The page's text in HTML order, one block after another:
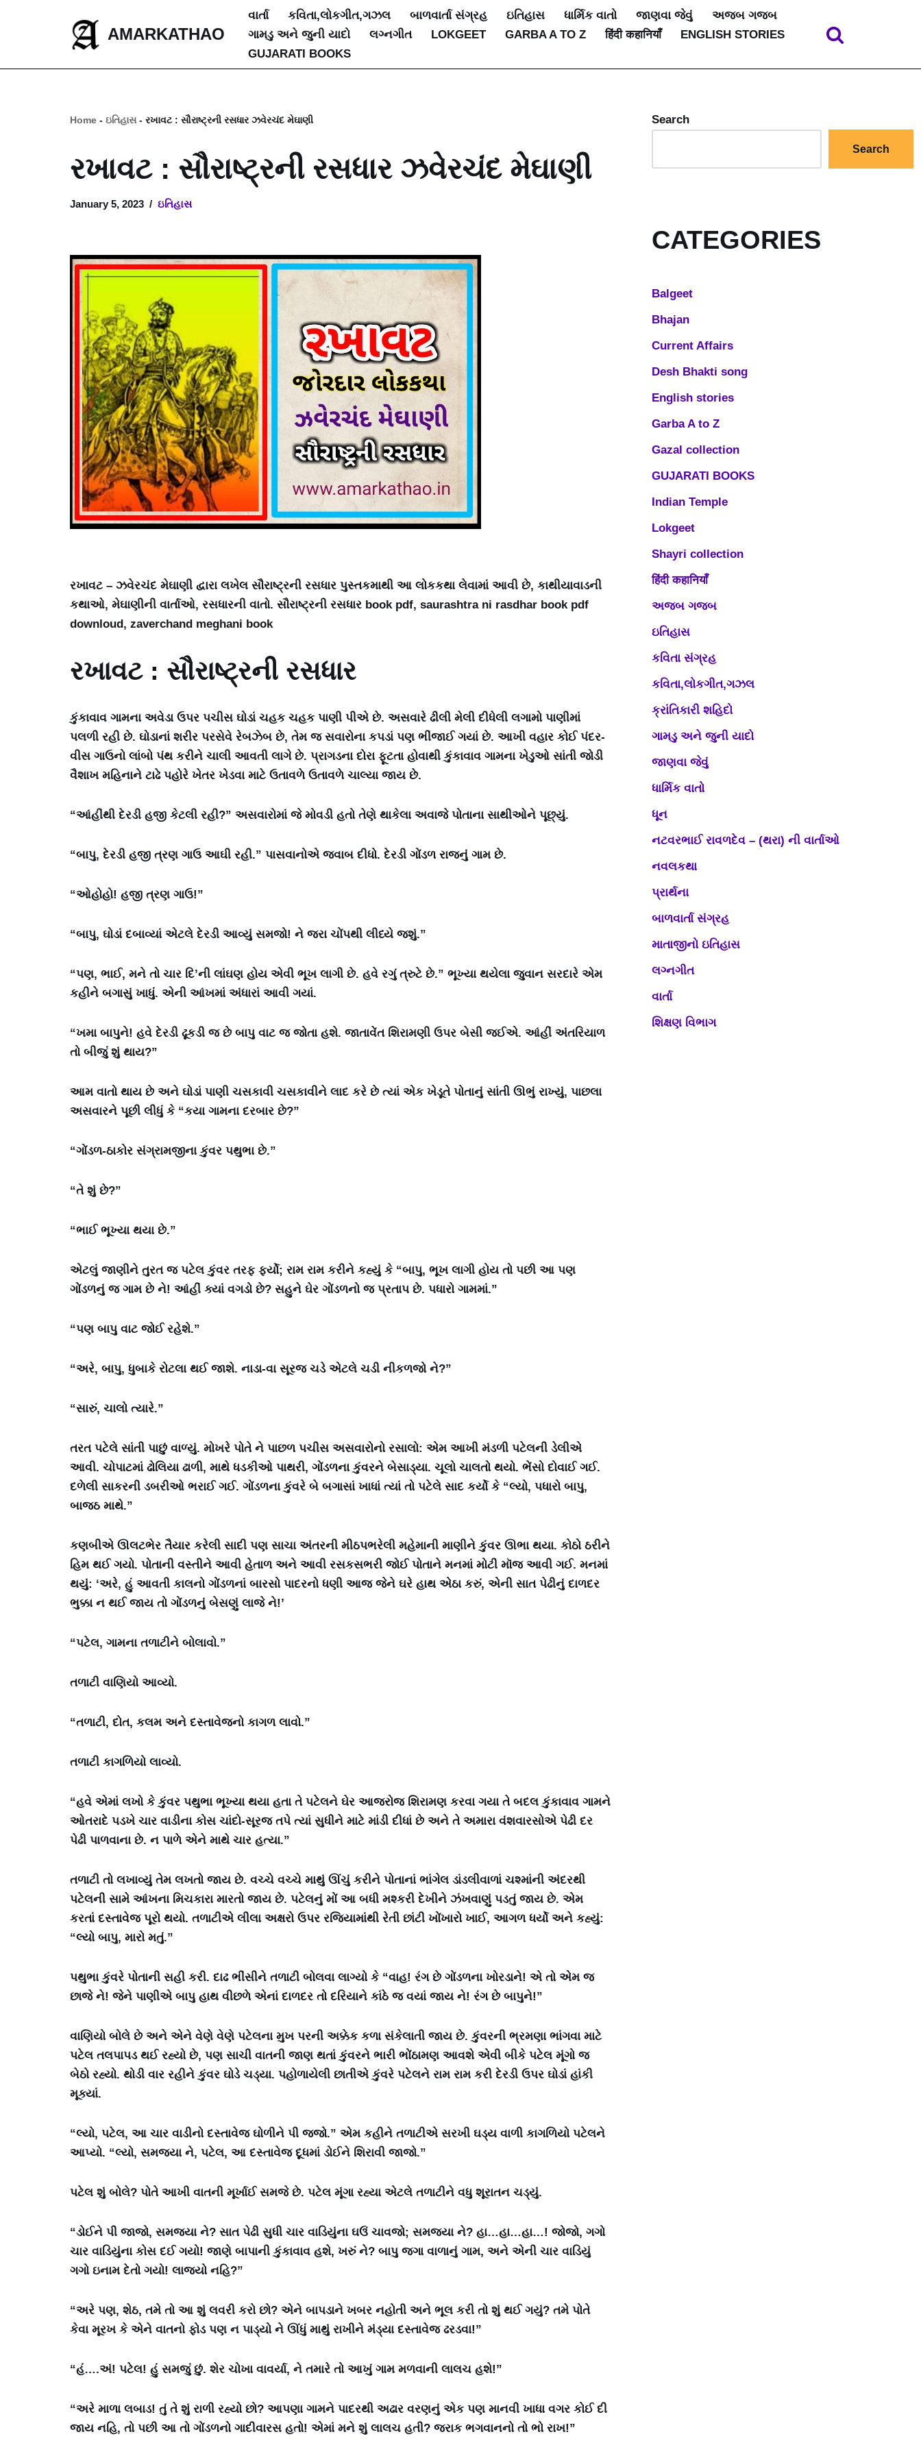
AMARKATHAO
વાર્તા કવિતા,લોકગીત,ગઝલ બાળવાર્તા સંગ્રહ ઇતિહાસ ધાર્મિક વાતો જાણવા જેવું
અજબ ગજબ
ગામડુ અને જુની યાદો
લગ્નગીત LOKGEET GARBA A TO Z हिंदी कहानियाँ
ENGLISH STORIES
GUJARATI BOOKS
Home - ઇતિહાસ- રખાવટ : સૌરાષ્ટ્રની રસધાર ઝવેરચંદ મેઘાણી
રખાવટ : સૌરાષ્ટ્રની રસધાર ઝવેરચંદ મેઘાણી
January 5, 2023 ઇતિહાસ
રખાવટ – ઝવેરચંદ મેઘાણી દ્વારા લખેલ સૌરાષ્ટ્રની રસધાર પુસ્તકમાથી આ લોકકથા લેવામાં આવી છે, કાથીયાવાડની
કથાઓ, મેઘાણીની વાર્તાઓ, રસધારની વાતો. સૌરાષ્ટ્રની રસધાર book pdf, saurashtra ni rasdhar book pdf
downloud, zaverchand meghani book
રખાવટ : સૌરાષ્ટ્રની રસધાર
કુંકાવાવ ગામના અવેડા ઉપર પચીસ ઘોડાં ચહક ચહક પાણી પીએ છે. અસવારે ઢીલી મેલી દીધેલી લગામો પાણીમાં
પલળી રહી છે. ઘોડાનાં શરીર પરસેવે રેબઝેબ છે, તેમ જ સવારોના કપડાં પણ ભીંજાઈ ગયાં છે. આખી વહાર કોઈ પંદર-
વીસ ગાઉનો લાંબો પંથ કરીને ચાલી આવતી લાગે છે. પ્રાગડના દોરા ફૂટતા હોવાથી કુંકાવાવ ગામના ખેડુઓ સાંતી જોડી
વૈશાખ મહિનાને ટાઢે પહોરે ખેતર ખેડવા માટે ઉતાવળે ઉતાવળે ચાલ્યા જાય છે.
“આંહીંથી દેરડી હજી કેટલી રહી?” અસવારોમાં જે મોવડી હતો તેણે થાકેલા અવાજે પોતાના સાથીઓને પૂછ્યું.
“બાપુ, દેરડી હજી ત્રણ ગાઉ આઘી રહી.” પાસવાનોએ જવાબ દીધો. દેરડી ગોંડળ રાજનું ગામ છે.
“ઓહોહો! હજી ત્રણ ગાઉ!”
“બાપુ, ઘોડાં દબાવ્યાં એટલે દેરડી આવ્યું સમજો! ને જરા ચોંપથી લીધ્યે જશું.”
“પણ, ભાઈ, મને તો ચાર દિ’ની લાંઘણ હોય એવી ભૂખ લાગી છે. હવે રગું ત્રુટે છે.” ભૂખ્યા થયેલા જુવાન સરદારે એમ
કહીને બગાસું ખાધું. એની આંખમાં અંધારાં આવી ગયાં.
“ખમા બાપુને! હવે દેરડી ઢૂકડી જ છે બાપુ વાટ જ જોતા હશે. જાતાવેંત શિરામણી ઉપર બેસી જઈએ. આંહીં અંતરિયાળ
તો બીજું શું થાય?”
આમ વાતો થાય છે અને ઘોડાં પાણી ચસકાવી ચસકાવીને લાદ કરે છે ત્યાં એક ખેડૂતે પોતાનું સાંતી ઊભું રાખ્યું, પાછલા
અસવારને પૂછી લીધું કે “કયા ગામના દરબાર છે?”
“ગોંડળ-ઠાકોર સંગ્રામજીના કુંવર પથુભા છે.”
“તે શું છે?”
“ભાઈ ભૂખ્યા થયા છે.”
એટલું જાણીને તુરત જ પટેલ કુંવર તરફ ફર્યો; રામ રામ કરીને કહ્યું કે “બાપુ, ભૂખ લાગી હોય તો પછી આ પણ
ગોંડળનું જ ગામ છે ને! આંહીં ક્યાં વગડો છે? સહુને ઘેર ગોંડળનો જ પ્રતાપ છે. પધારો ગામમાં.”
“પણ બાપુ વાટ જોઈ રહેશે.”
“અરે, બાપુ, ધુબાકે રોટલા થઈ જાશે. નાડા-વા સૂરજ ચડે એટલે ચડી નીકળજો ને?”
“સારું, ચાલો ત્યારે.”
તરત પટેલે સાંતી પાછું વાળ્યું. મોખરે પોતે ને પાછળ પચીસ અસવારોનો રસાલો: એમ આખી મંડળી પટેલની ડેલીએ
આવી. ચોપાટમાં ઢોલિયા ઢાળી, માથે ધડકીઓ પાથરી, ગોંડળના કુંવરને બેસાડ્યા. ચૂલો ચાલતો થયો. ભેંસો દોવાઈ ગઈ.
દળેલી સાકરની ડબરીઓ ભરાઈ ગઈ. ગોંડળના કુંવરે બે બગાસાં ખાધાં ત્યાં તો પટેલે સાદ કર્યો કે “લ્યો, પધારો બાપુ,
બાજઠ માથે.”
કણબીએ ઊલટભેર તૈયાર કરેલી સાદી પણ સાચા અંતરની મીઠપભરેલી મહેમાની માણીને કુંવર ઊભા થયા. કોઠો ઠરીને
હિમ થઈ ગયો. પોતાની વસ્તીને આવી હેતાળ અને આવી રસકસભરી જોઈ પોતાને મનમાં મોટી મૉજ આવી ગઈ. મનમાં
થયું: ‘અરે, હું આવતી કાલનો ગોંડળનાં બારસો પાદરનો ધણી આજ જેને ઘરે હાથ એઠા કરું, એની સાત પેઢીનું દાળદર
ભુક્કા ન થઈ જાય તો ગોંડળનું બેસણું લાજે ને!’
“પટેલ, ગામના તળાટીને બોલાવો.”
તળાટી વાણિયો આવ્યો.
“તળાટી, દોત, કલમ અને દસ્તાવેજનો કાગળ લાવો.”
તળાટી કાગળિયો લાવ્યો.
“હવે એમાં લખો કે કુંવર પથુભા ભૂખ્યા થયા હતા તે પટેલને ઘેર આજરોજ શિરામણ કરવા ગયા તે બદલ કુંકાવાવ ગામને
ઓતરાદે પડખે ચાર વાડીના કોસ ચાંદો-સૂરજ તપે ત્યાં સુધીને માટે માંડી દીધાં છે અને તે અમારા વંશવારસોએ પેઢી દર
પેઢી પાળવાના છે. ન પાળે એને માથે ચાર હત્યા.”
તળાટી તો લખાવ્યું તેમ લખતો જાય છે. વચ્ચે વચ્ચે માથું ઊંચું કરીને પોતાનાં ભાંગેલ ડાંડલીવાળાં ચશ્માંની અંદરથી
પટેલની સામે આંખના મિચકારા મારતો જાય છે. પટેલનું મોં આ બધી મશ્કરી દેખીને ઝંખવાણું પડતું જાય છે. એમ
કરતાં દસ્તાવેજ પૂરો થયો. તળાટીએ લીલા અક્ષરો ઉપર રજિયામાંથી રેતી છાંટી ખોંખારો ખાઈ, આગળ ધર્યો અને કહ્યું:
“લ્યો બાપુ, મારો મતું.”
પથુભા કુંવરે પોતાની સહી કરી. દાઢ ભીંસીને તળાટી બોલવા લાગ્યો કે “વાહ! રંગ છે ગોંડળના ખોરડાને! એ તો એમ જ
છાજે ને! જેને પાણીએ બાપુ હાથ વીછળે એનાં દાળદર તો દરિયાને કાંઠે જ વયાં જાય ને! રંગ છે બાપુને!”
વાણિયો બોલે છે અને એને વેણે વેણે પટેલના મુખ પરની અક્કેક કળા સંકેલાતી જાય છે. કુંવરની ભ્રમણા ભાંગવા માટે
પટેલ તલપાપડ થઈ રહ્યો છે, પણ સાચી વાતની જાણ થતાં કુંવરને ભારી ભોંઠામણ આવશે એવી બીકે પટેલ મૂંગો જ
બેઠો રહ્યો. થોડી વાર રહીને કુંવર ઘોડે ચડ્યા. પહોળાયેલી છાતીએ કુંવરે પટેલને રામ રામ કરી દેરડી ઉપર ઘોડાં હાંકી
મૂક્યાં.
“લ્યો, પટેલ, આ ચાર વાડીનો દસ્તાવેજ ઘોળીને પી જજો.” એમ કહીને તળાટીએ સરખી ઘડ્ય વાળી કાગળિયો પટેલને
આપ્યો. “લ્યો, સમજ્યા ને, પટેલ, આ દસ્તાવેજ દૂધમાં ડોઈને શિરાવી જાજો.”
પટેલ શું બોલે? પોતે આખી વાતની મૂર્ખાઈ સમજે છે. પટેલ મૂંગા રહ્યા એટલે તળાટીને વધુ શૂરાતન ચડ્યું.
“ડોઈને પી જાજો, સમજ્યા ને? સાત પેઢી સુધી ચાર વાડિયુંના ઘઉં ચાવજો; સમજ્યા ને? હા…હા…હા…! જોજો, ગગો
ચાર વાડિયુંના કોસ દઈ ગયો! જાણે બાપાની કુંકાવાવ હશે, ખરું ને? બાપુ જગા વાળાનું ગામ, અને એની ચાર વાડિયું
ગગો ઇનામ દેતો ગયો! લાજ્યો નહિ?”
“અરે પણ, શેઠ, તમે તો આ શું લવરી કરો છો? એને બાપડાને ખબર નહોતી અને ભૂલ કરી તો શું થઈ ગયું? તમે પોતે
કેવા મૂરખ કે એને વાતનો ફોડ પણ ન પાડ્યો ને ઊંધું માથું રાખીને મંડ્યા દસ્તાવેજ ઢરડવા!”
“હં….અં! પટેલ! હું સમજું છું. શેર ચોખા વાવર્યા, ને તમારે તો આખું ગામ મળવાની લાલચ હશે!”
“અરે માળા લબાડ! તું તે શું રાળી રહ્યો છો? આપણા ગામને પાદરથી અઢાર વરણનું એક પણ માનવી ખાધા વગર કોઈ દી
જાય નહિ, તો પછી આ તો ગોંડળનો ગાદીવારસ હતો! એમાં મને શું લાલચ હતી? જરાક ભગવાનનો તો ભો રાખ!”
Search
Search
CATEGORIES
Balgeet
Bhajan
Current Affairs
Desh Bhakti song
English stories
Garba A to Z
Gazal collection
GUJARATI BOOKS
Indian Temple
Lokgeet
Shayri collection
हिंदी कहानियाँ
અજબ ગજબ
ઇતિહાસ
કવિતા સંગ્રહ
કવિતા,લોકગીત,ગઝલ
ક્રાંતિકારી શહિદો
ગામડુ અને જુની યાદો
જાણવા જેવું
ધાર્મિક વાતો
ધૂન
નટવરભાઈ રાવળદેવ – (થરા) ની વાર્તાઓ
નવલકથા
પ્રાર્થના
બાળવાર્તા સંગ્રહ
માતાજીનો ઇતિહાસ
લગ્નગીત
વાર્તા
શિક્ષણ વિભાગ